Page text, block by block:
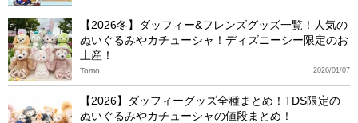
【2026冬】ダッフィー&フレンズグッズ一覧！人気の
ぬいぐるみやカチューシャ！ディズニーシー限定のお
土産！
2026/01/07
Tomo
【2026】ダッフィーグッズ全種まとめ！TDS限定の
ぬいぐるみやカチューシャの値段まとめ！